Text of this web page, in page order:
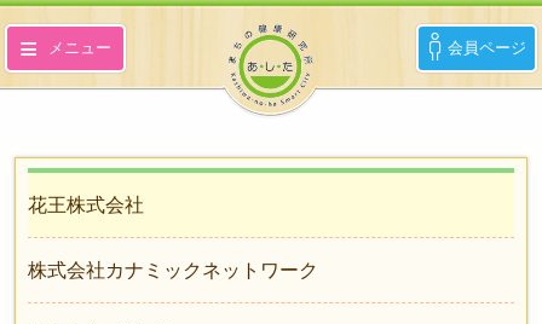
メニュー
「あ・し・た」とは？
参画企業
イベント情報
会員ページ
花王株式会社
株式会社カナミックネットワーク